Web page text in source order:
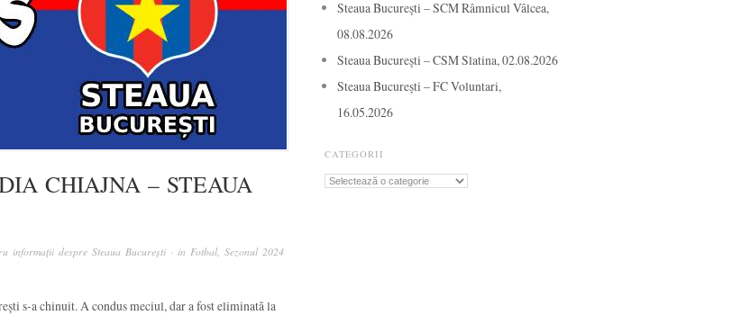
CHIAJNA – STEAUA
informații despre Steaua București · in Fotbal Sezonul 2024
s-a chinuit. A condus meciul, dar a fost eliminată la
Steaua București – SCM Râmnicul Vâlcea,
08.08.2026
Steaua București – CSM Slatina, 02.08.2026
Steaua București – FC Voluntari,
16.05.2026
CATEGORII
Categorii